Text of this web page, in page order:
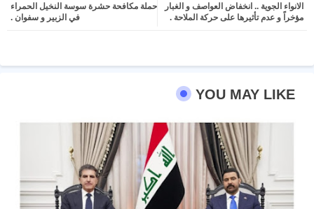
ter atsa
الانواء الجوية .. انخفاض العواصف و الغبار
مؤخراً و عدم تأثيرها على حركة الملاحة .
حملة مكافحة حشرة سوسة النخيل الحمراء
في الزبير و سفوان .
YOU MAY LIKE